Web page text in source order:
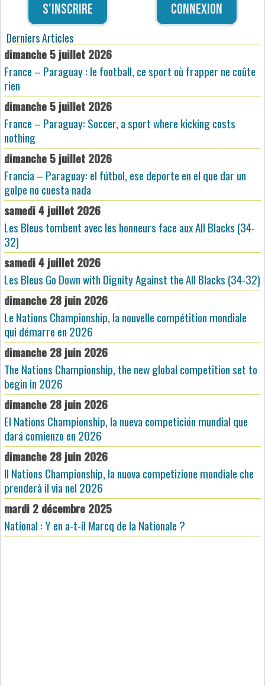
S'inscrire Connexion
Derniers Articles
dimanche 5 juillet 2026
France – Paraguay : le football, ce sport où frapper ne coûte
rien
dimanche 5 juillet 2026
France – Paraguay: Soccer, a sport where kicking costs
nothing
dimanche 5 juillet 2026
Francia – Paraguay: el fútbol, ese deporte en el que dar un
golpe no cuesta nada
samedi 4 juillet 2026
Les Bleus tombent avec les honneurs face aux All Blacks (34-
32)
samedi 4 juillet 2026
Les Bleus Go Down with Dignity Against the All Blacks (34-32)
dimanche 28 juin 2026
Le Nations Championship, la nouvelle compétition mondiale
qui démarre en 2026
dimanche 28 juin 2026
The Nations Championship, the new global competition set to
begin in 2026
dimanche 28 juin 2026
El Nations Championship, la nueva competición mundial que
dará comienzo en 2026
dimanche 28 juin 2026
Il Nations Championship, la nuova competizione mondiale che
prenderà il via nel 2026
mardi 2 décembre 2025
National : Y en a-t-il Marcq de la Nationale ?